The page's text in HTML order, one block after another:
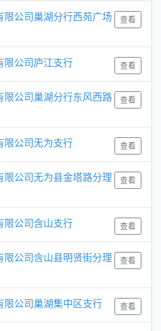
查看
限公司巢湖分行西苑广场
查看
限公司庐江支行
查看
限公司巢湖分行东风西路
查看
限公司无为支行
查看
限公司无为县金塔路分理
查看
限公司含山支行
查看
限公司含山县明贤街分理
查看
限公司巢湖集中区支行